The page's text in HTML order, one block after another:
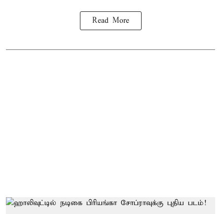
Read More